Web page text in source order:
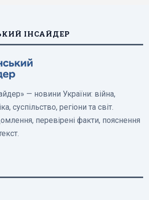
ІНСАЙДЕР
— новини України: війна,
суспільство, регіони та світ.
перевірені факти, пояснення